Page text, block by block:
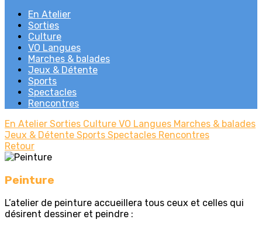
En Atelier
Sorties
Culture
VO Langues
Marches & balades
Jeux & Détente
Sports
Spectacles
Rencontres
En Atelier Sorties Culture VO Langues Marches & balades
Jeux & Détente Sports Spectacles Rencontres
Retour
Peinture
L’atelier de peinture accueillera tous ceux et celles qui
désirent dessiner et peindre :